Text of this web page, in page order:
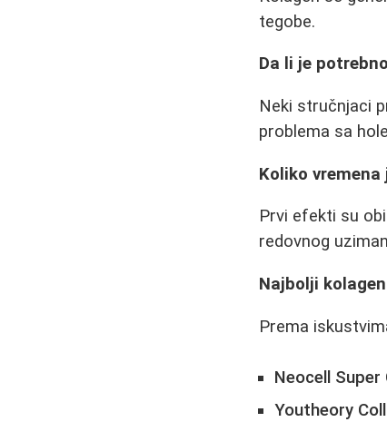
tegobe.
Da li je
Neki stručnjaci
problema sa
Koliko
Prvi efekti su
redovnog
Najbolji
Prema
Neocell Super
Youtheory